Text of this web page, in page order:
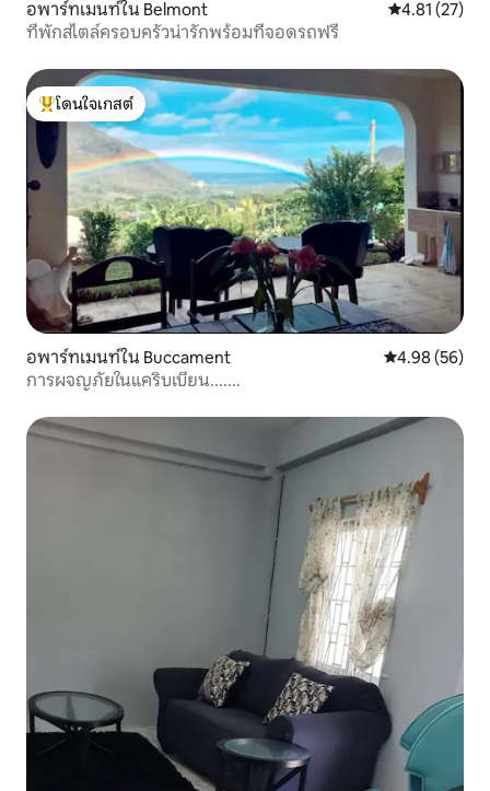
อพาร์ทเมนท์ใน Belmont คะแนนเฉลี่ย
4.81 (27)
ที่พักสไตล์ครอบครัวน่ารักพร้อมที่จอดรถฟรี
โดนใจเกสต์ที่สุด
โดนใจเกสต์
อพาร์ทเมนท์ใน Buccament คะแนนเฉลี่ย
4.98 (56)
การผจญภัยในแคริบเบียน.......